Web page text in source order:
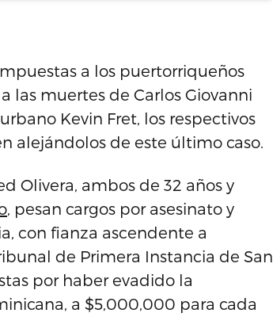
a los puertorriqueños
las muertes de Carlos Giovanni
Kevin Fret, los respectivos
alejándolos de este último caso.
Olivera, ambos de 32 años y
, pesan cargos por asesinato y
con fianza ascendente a
de Primera Instancia de San
por haber evadido la
a $5,000,000 para cada